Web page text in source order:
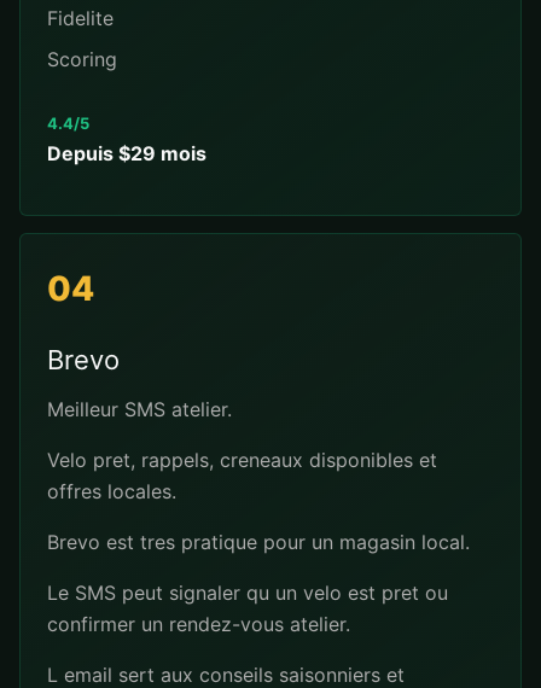
Fidelite
Scoring
4.4/5
Depuis $29 mois
04
Brevo
Meilleur SMS atelier.
Velo pret, rappels, creneaux disponibles et
offres locales.
Brevo est tres pratique pour un magasin local.
Le SMS peut signaler qu un velo est pret ou
confirmer un rendez-vous atelier.
L email sert aux conseils saisonniers et